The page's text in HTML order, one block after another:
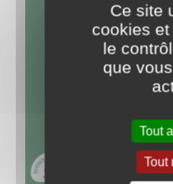
Ce site
cookies
le
que
Tout
Tout